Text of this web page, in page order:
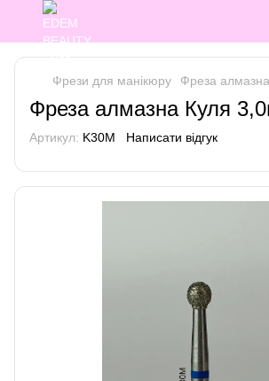
Фрези для манікюру Фреза
Фреза алмазна Куля
Артикул: K30M Написати відгук